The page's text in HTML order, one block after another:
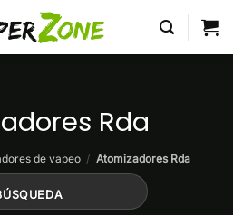
Rda
de vapeo / Atomizadores Rda